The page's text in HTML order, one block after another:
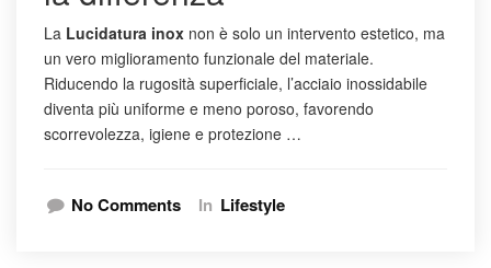
La Lucidatura inox non è solo un intervento estetico, ma
un vero miglioramento funzionale del materiale.
Riducendo la rugosità superficiale, l’acciaio inossidabile
diventa più uniforme e meno poroso, favorendo
scorrevolezza, igiene e protezione …
No Comments In Lifestyle